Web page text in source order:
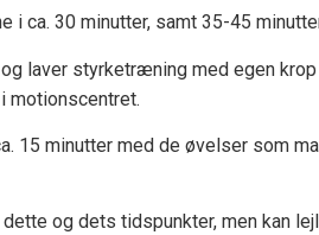
i ca. 30 minutter, samt 35-45
laver styrketræning med egen
motionscentret.
15 minutter med de øvelser som
og dets tidspunkter, men kan